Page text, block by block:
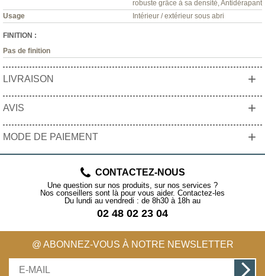
robuste grâce à sa densité, Antidérapant
Usage
Intérieur / extérieur sous abri
FINITION :
Pas de finition
LIVRAISON +
AVIS +
MODE DE PAIEMENT +
CONTACTEZ-NOUS
Une question sur nos produits, sur nos services ?
Nos conseillers sont là pour vous aider. Contactez-les
Du lundi au vendredi : de 8h30 à 18h au
02 48 02 23 04
@ ABONNEZ-VOUS À NOTRE NEWSLETTER